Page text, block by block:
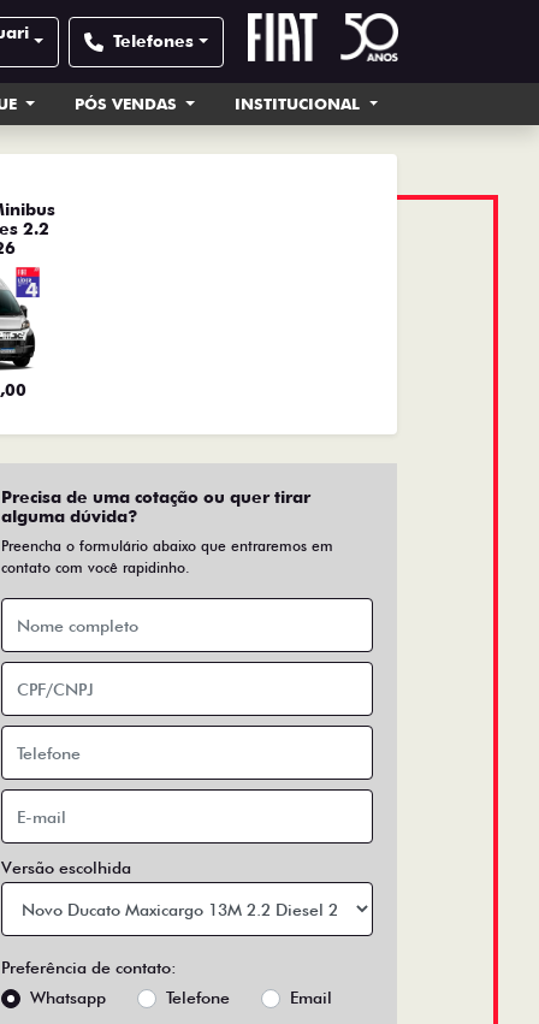
Telefones
PÓS VENDAS INSTITUCIONAL
2.2
Precisa de uma cotação ou quer tirar
alguma dúvida?
Preencha o formulário abaixo que entraremos em
contato com você rapidinho.
Versão escolhida
Preferência de contato:
Whatsapp
Telefone Email